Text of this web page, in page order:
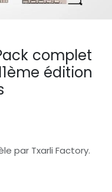
complet
édition
par Txarli Factory.